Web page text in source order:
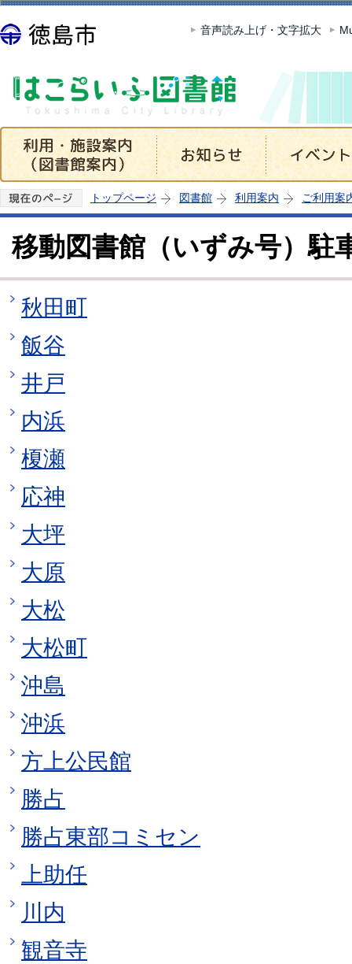
この
音声読み上げ・文字拡大
トップページ 図書館 利用案内 ご利用案
移動図書館（いずみ号）駐
秋田町
飯谷
井戸
内浜
榎瀬
応神
大坪
大原
大松
大松町
沖島
沖浜
方上公民館
勝占
勝占東部コミセン
上助任
川内
観音寺